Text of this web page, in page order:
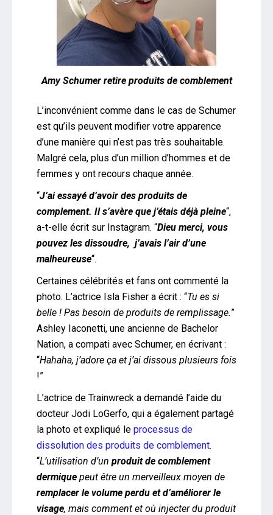
Amy Schumer retire produits de comblement
L’inconvénient comme dans le cas de Schumer
est qu’ils peuvent modifier votre apparence
d’une manière qui n’est pas très souhaitable.
Malgré cela, plus d’un million d’hommes et de
femmes y ont recours chaque année.
“J’ai essayé d’avoir des produits de
complement. Il s’avère que j’étais déjà pleine“,
a-t-elle écrit sur Instagram. “Dieu merci, vous
pouvez les dissoudre, j’avais l’air d’une
malheureuse“.
Certaines célébrités et fans ont commenté la
photo. L’actrice Isla Fisher a écrit : “Tu es si
belle ! Pas besoin de produits de remplissage.”
Ashley Iaconetti, une ancienne de Bachelor
Nation, a compati avec Schumer, en écrivant :
“Hahaha, j’adore ça et j’ai dissous plusieurs fois
!”
L’actrice de Trainwreck a demandé l’aide du
docteur Jodi LoGerfo, qui a également partagé
la photo et expliqué le processus de
dissolution des produits de comblement.
“L’utilisation d’un produit de comblement
dermique peut être un merveilleux moyen de
remplacer le volume perdu et d’améliorer le
visage, mais comment et où injecter du produit